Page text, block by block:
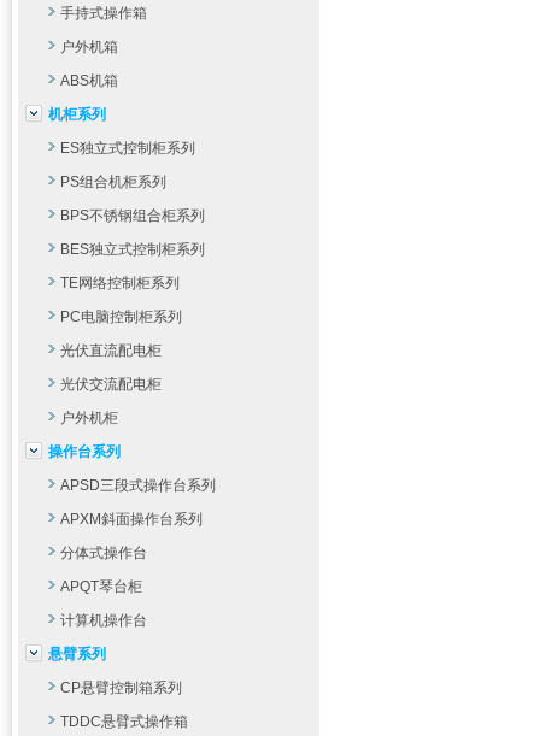
手持式操作箱
户外机箱
ABS机箱
机柜系列
ES独立式控制柜系列
PS组合机柜系列
BPS不锈钢组合柜系列
BES独立式控制柜系列
TE网络控制柜系列
PC电脑控制柜系列
光伏直流配电柜
光伏交流配电柜
户外机柜
操作台系列
APSD三段式操作台系列
APXM斜面操作台系列
分体式操作台
APQT琴台柜
计算机操作台
悬臂系列
CP悬臂控制箱系列
TDDC悬臂式操作箱